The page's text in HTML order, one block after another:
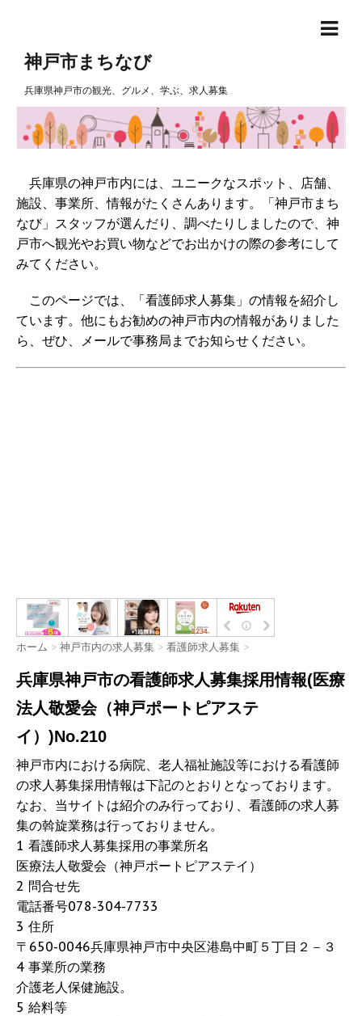
神戸市まちなび
兵庫県神戸市の観光、グルメ、学ぶ、求人募集
兵庫県の神戸市内には、ユニークなスポット、店舗、
施設、事業所、情報がたくさんあります。「神戸市まち
なび」スタッフが選んだり、調べたりしましたので、神
戸市へ観光やお買い物などでお出かけの際の参考にして
みてください。
このページでは、「看護師求人募集」の情報を紹介し
ています。他にもお勧めの神戸市内の情報がありました
ら、ぜひ、メールで事務局までお知らせください。
ホーム > 神戸市内の求人募集 > 看護師求人募集 >
兵庫県神戸市の看護師求人募集採用情報(医療
法人敬愛会（神戸ポートピアステ
イ）)No.210
神戸市内における病院、老人福祉施設等における看護師
の求人募集採用情報は下記のとおりとなっております。
なお、当サイトは紹介のみ行っており、看護師の求人募
集の斡旋業務は行っておりません。
1 看護師求人募集採用の事業所名
医療法人敬愛会（神戸ポートピアステイ）
2 問合せ先
電話番号078-304-7733
3 住所
〒650-0046兵庫県神戸市中央区港島中町５丁目２－３
4 事業所の業務
介護老人保健施設。
5 給料等